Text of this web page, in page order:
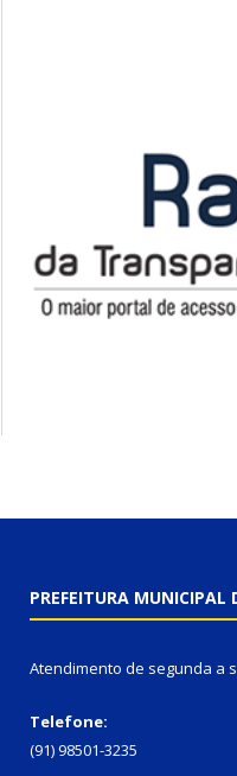
PREFEITURA MUNICIPAL
Atendimento de segunda a
Telefone:
(91) 98501-3235